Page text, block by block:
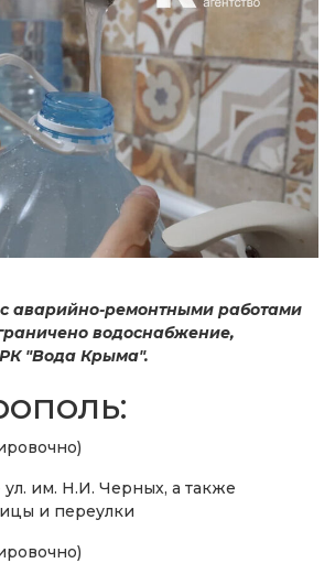
с аварийно-ремонтными работами
водоснабжение,
"Вода Крыма".
им. Н.И. Черных, а также
и переулки